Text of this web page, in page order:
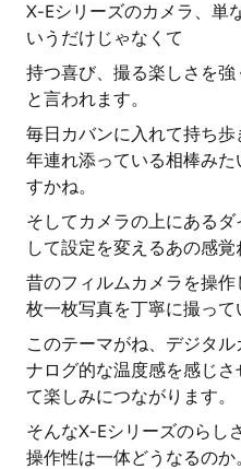
X-Eシリーズのカメラ、単
いうだけじゃなくて
持つ喜び、撮る楽しさを
と言われます。
毎日カバンに入れて持ち
年連れ添っている相棒み
すかね。
そしてカメラの上にある
して設定を変えるあの感覚
昔のフィルムカメラを操
枚一枚写真を丁寧に撮って
このテーマがね、デジタ
ナログ的な温度感を感じ
て楽しみにつながります。
そんなX-Eシリーズのらし
操作性は一体どうなるのか